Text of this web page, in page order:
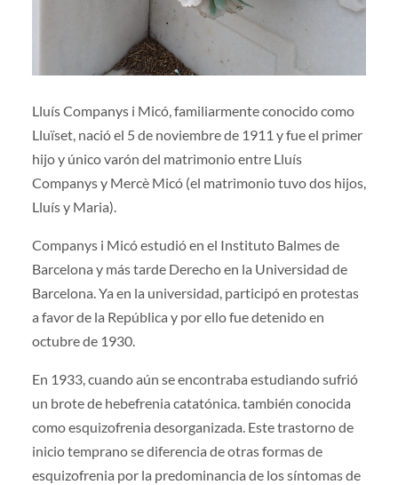
Lluís Companys i Micó, familiarmente conocido como
Lluïset, nació el 5 de noviembre de 1911 y fue el primer
hijo y único varón del matrimonio entre Lluís
Companys y Mercè Micó (el matrimonio tuvo dos hijos,
Lluís y Maria).
Companys i Micó estudió en el Instituto Balmes de
Barcelona y más tarde Derecho en la Universidad de
Barcelona. Ya en la universidad, participó en protestas
a favor de la República y por ello fue detenido en
octubre de 1930.
En 1933, cuando aún se encontraba estudiando sufrió
un brote de hebefrenia catatónica. también conocida
como esquizofrenia desorganizada. Este trastorno de
inicio temprano se diferencia de otras formas de
esquizofrenia por la predominancia de los síntomas de